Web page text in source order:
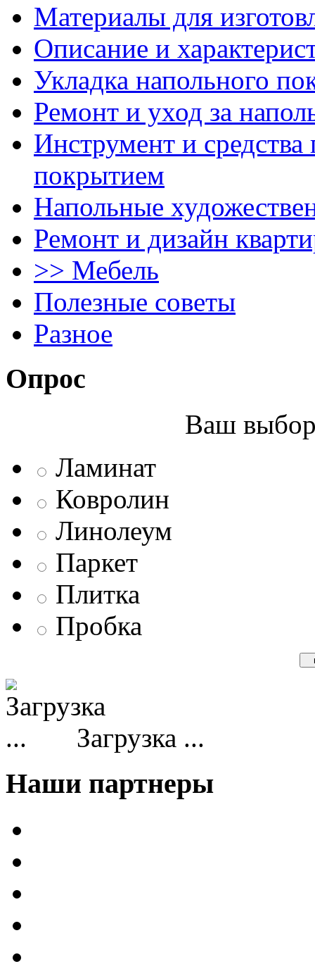
Материалы для
Описание и
Укладка напольного
Ремонт и уход за
Инструмент и
покрытием
Напольные
Ремонт и дизайн
>> Мебель
Полезные советы
Разное
Опрос
Ваш выбор
Ламинат
Ковролин
Линолеум
Паркет
Плитка
Пробка
Загрузка ...
Наши партнеры